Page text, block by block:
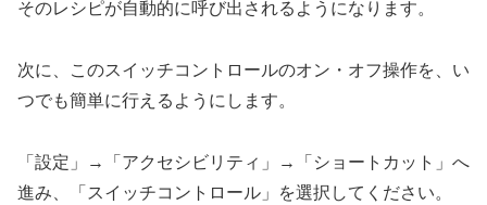
そのレシピが自動的に呼び出されるようになります。
次に、このスイッチコントロールのオン・オフ操作を、い
つでも簡単に行えるようにします。
「設定」→「アクセシビリティ」→「ショートカット」へ
進み、「スイッチコントロール」を選択してください。